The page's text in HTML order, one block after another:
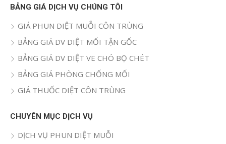
quả
BẢNG GIÁ DỊCH VỤ CHÚNG TÔI
GIÁ PHUN DIỆT MUỖI CÔN TRÙNG
BẢNG GIÁ DV DIỆT MỐI TẬN GỐC
BẢNG GIÁ DV DIỆT VE CHÓ BỌ CHÉT
BẢNG GIÁ PHÒNG CHỐNG MỐI
GIÁ THUỐC DIỆT CÔN TRÙNG
CHUYÊN MỤC DỊCH VỤ
DỊCH VỤ PHUN DIỆT MUỖI